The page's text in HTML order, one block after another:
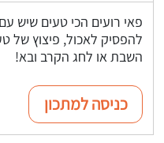
פאי רועים הכי טעים שיש
להפסיק לאכול, פיצוץ של
השבת או לחג הקרב ובא!
כניסה למתכון